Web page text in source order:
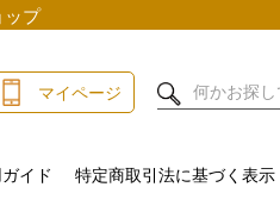
プ
マイページ
イド 特定商取引法に基づく表示